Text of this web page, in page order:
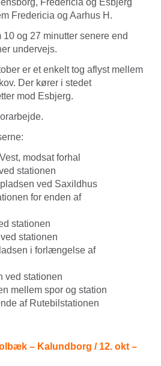
Fredericia og Esbjerg
Fredericia og Aarhus H.
og 27 minutter senere end
undervejs.
er et enkelt tog aflyst mellem
Der kører i stedet
mod Esbjerg.
modsat forhal
stationen
ved Saxildhus
for enden af
stationen
stationen
i forlængelse af
ved stationen
mellem spor og station
af Rutebilstationen
– Kalundborg / 12. okt –